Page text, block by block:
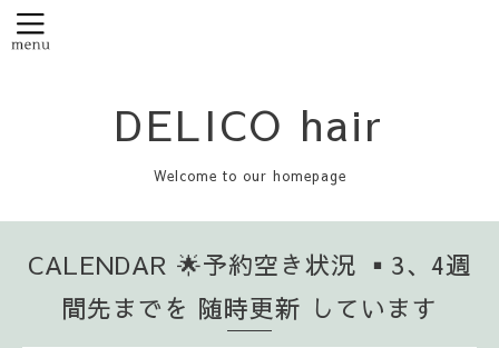
DELICO hair
Welcome to our homepage
CALENDAR 🌟予約空き状況 ▪️3、4週
間先までを 随時更新 しています